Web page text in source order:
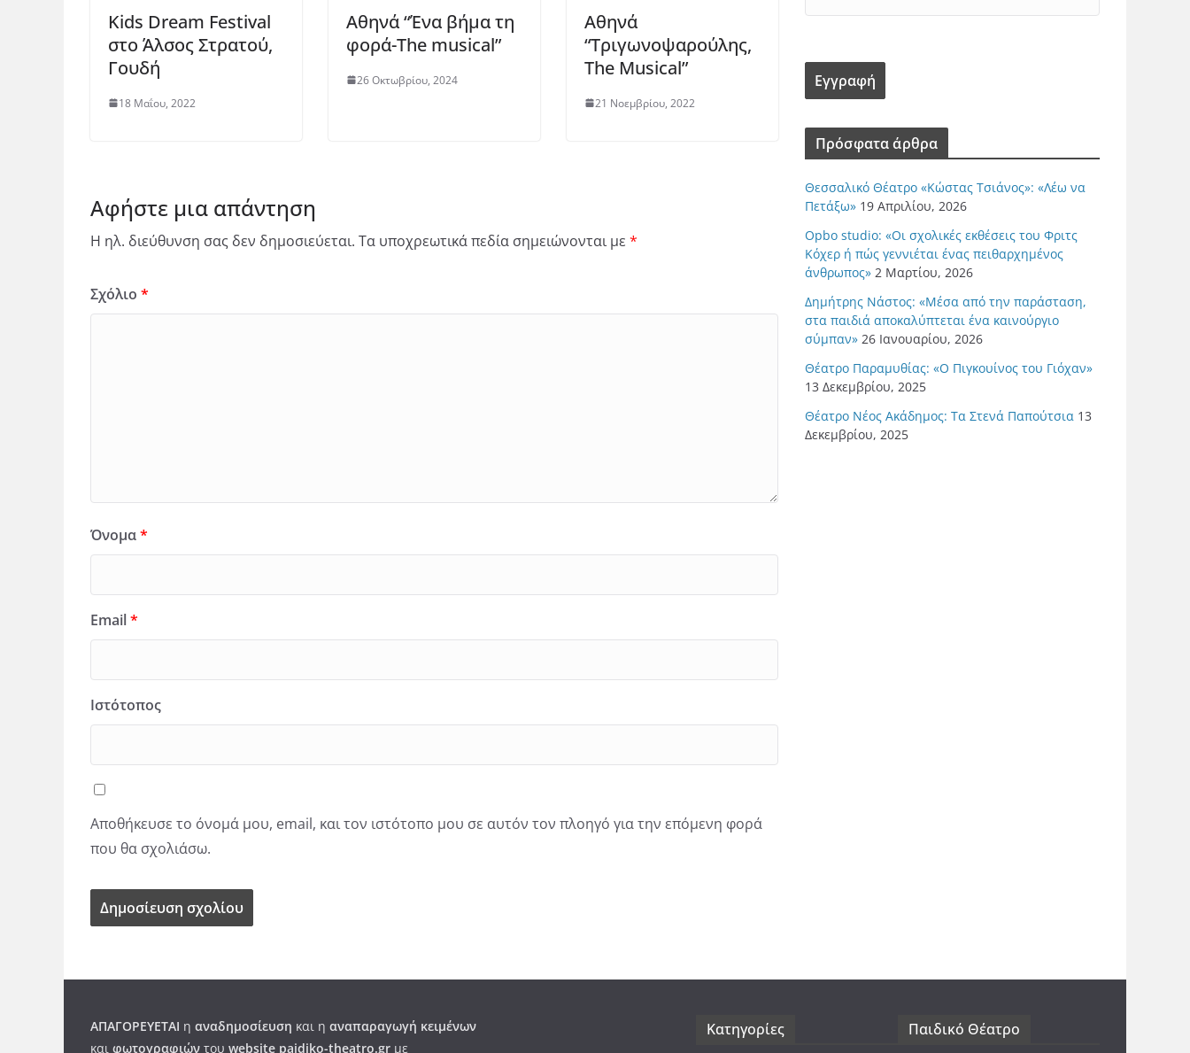
Kids Dream Festival
στο Άλσος Στρατού,
Γουδή
18 Μαΐου, 2022
Αθηνά “Ένα βήμα τη
φορά-The musical”
26 Οκτωβρίου, 2024
Αθηνά
“Τριγωνοψαρούλης,
The Musical”
21 Νοεμβρίου, 2022
Αφήστε μια απάντηση
Η ηλ. διεύθυνση σας δεν δημοσιεύεται. Τα υποχρεωτικά πεδία σημειώνονται με *
Σχόλιο *
Όνομα*
Email*
Ιστότοπος
Αποθήκευσε το όνομά μου, email, και τον ιστότοπο μου σε αυτόν τον πλοηγό για την επόμενη φορά
που θα σχολιάσω.
Πρόσφατα άρθρα
Θεσσαλικό Θέατρο «Κώστας Τσιάνος»: «Λέω να
Πετάξω» 19 Απριλίου, 2026
Opbo studio: «Οι σχολικές εκθέσεις του Φριτς
Κόχερ ή πώς γεννιέται ένας πειθαρχημένος
άνθρωπος» 2 Μαρτίου, 2026
Δημήτρης Νάστος: «Μέσα από την παράσταση,
στα παιδιά αποκαλύπτεται ένα καινούργιο
σύμπαν» 26 Ιανουαρίου, 2026
Θέατρο Παραμυθίας: «Ο Πιγκουίνος του Γιόχαν»
13 Δεκεμβρίου, 2025
Θέατρο Νέος Ακάδημος: Τα Στενά Παπούτσια 13
Δεκεμβρίου, 2025
ΑΠΑΓΟΡΕΥΕΤΑΙ η αναδημοσίευση και η αναπαραγωγή κειμένων
και φωτογραφιών του website paidiko-theatro.gr με
Kατηγορίες Παιδικό Θέατρο